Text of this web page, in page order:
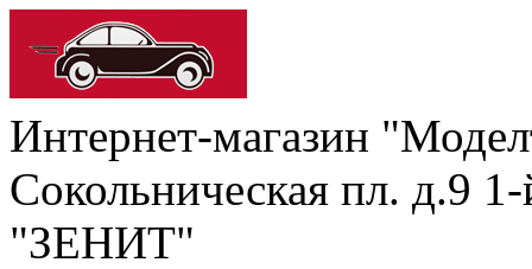
Интернет-магазин
Сокольническая пл. д.9
"ЗЕНИТ"